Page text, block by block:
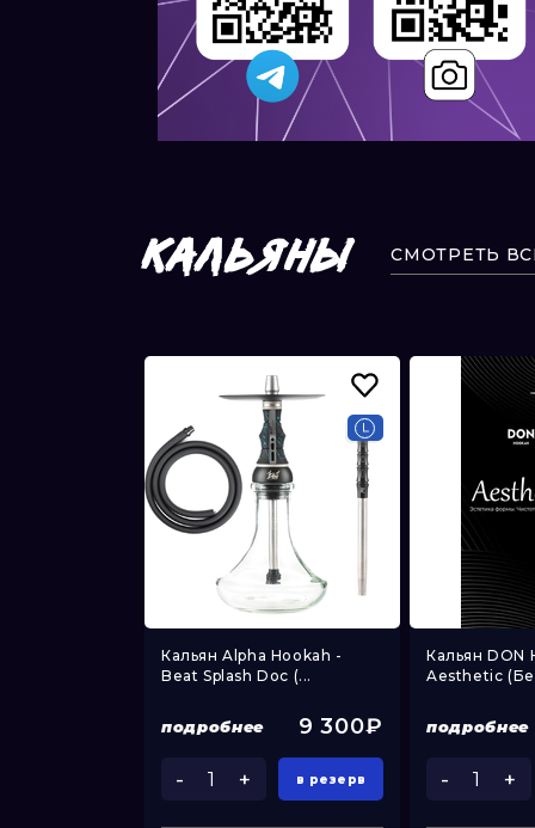
КАЛЬЯНЫ СМОТРЕТЬ
Кальян Alpha Hookah -
Beat Splash Doc (...
подробнее 9 300₽
- + в резерв
Кальян DON
Aesthetic
подробнее
- +